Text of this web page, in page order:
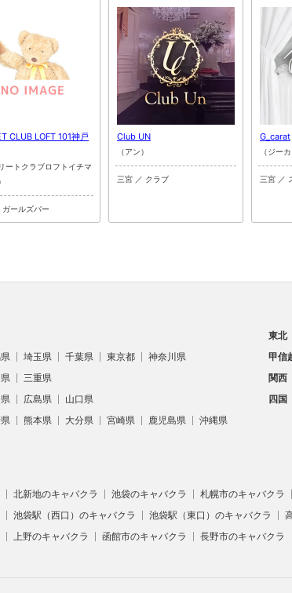
CLUB LOFT 101神戸
ートクラブロフトイチマ
ガールズバー
Club UN
（アン）
三宮 ／ クラブ
G_carat
（ジー
三宮 ／
東北
埼玉県 千葉県 東京都 神奈川県 甲信
三重県 関西
広島県 山口県 四国
熊本県 大分県 宮崎県 鹿児島県 沖縄県
北新地のキャバクラ 池袋のキャバクラ 札幌市のキャバクラ
池袋駅（西口）のキャバクラ 池袋駅（東口）のキャバクラ
上野のキャバクラ 函館市のキャバクラ 長野市のキャバクラ